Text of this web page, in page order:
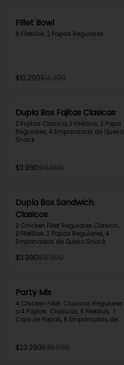
Fillet Bowl
8 Filetillos, 2 Papas Regulares
$10.290$14.290
Dupla Box Fajitas Clasicas
2 Fajitas Clasica, 2 Filetillos, 2 Papa
Regulares, 4 Empanadas de Queso
Snack
$11.990$18.590
Dupla Box Sandwich
Clasicos
2 Chicken Fillet Regulares Clasico ,
2 Filetillos, 2 Papas Regulares, 4
Empanadas de Queso Snack
$11.990$18.590
Party Mix
4 Chicken Fillet  Clasicos Regulares
o 4 Fajitas  Clasicas, 6 Filetillos,  1
Caja de Papas, 6 Empanadas de
$23.290$36.090